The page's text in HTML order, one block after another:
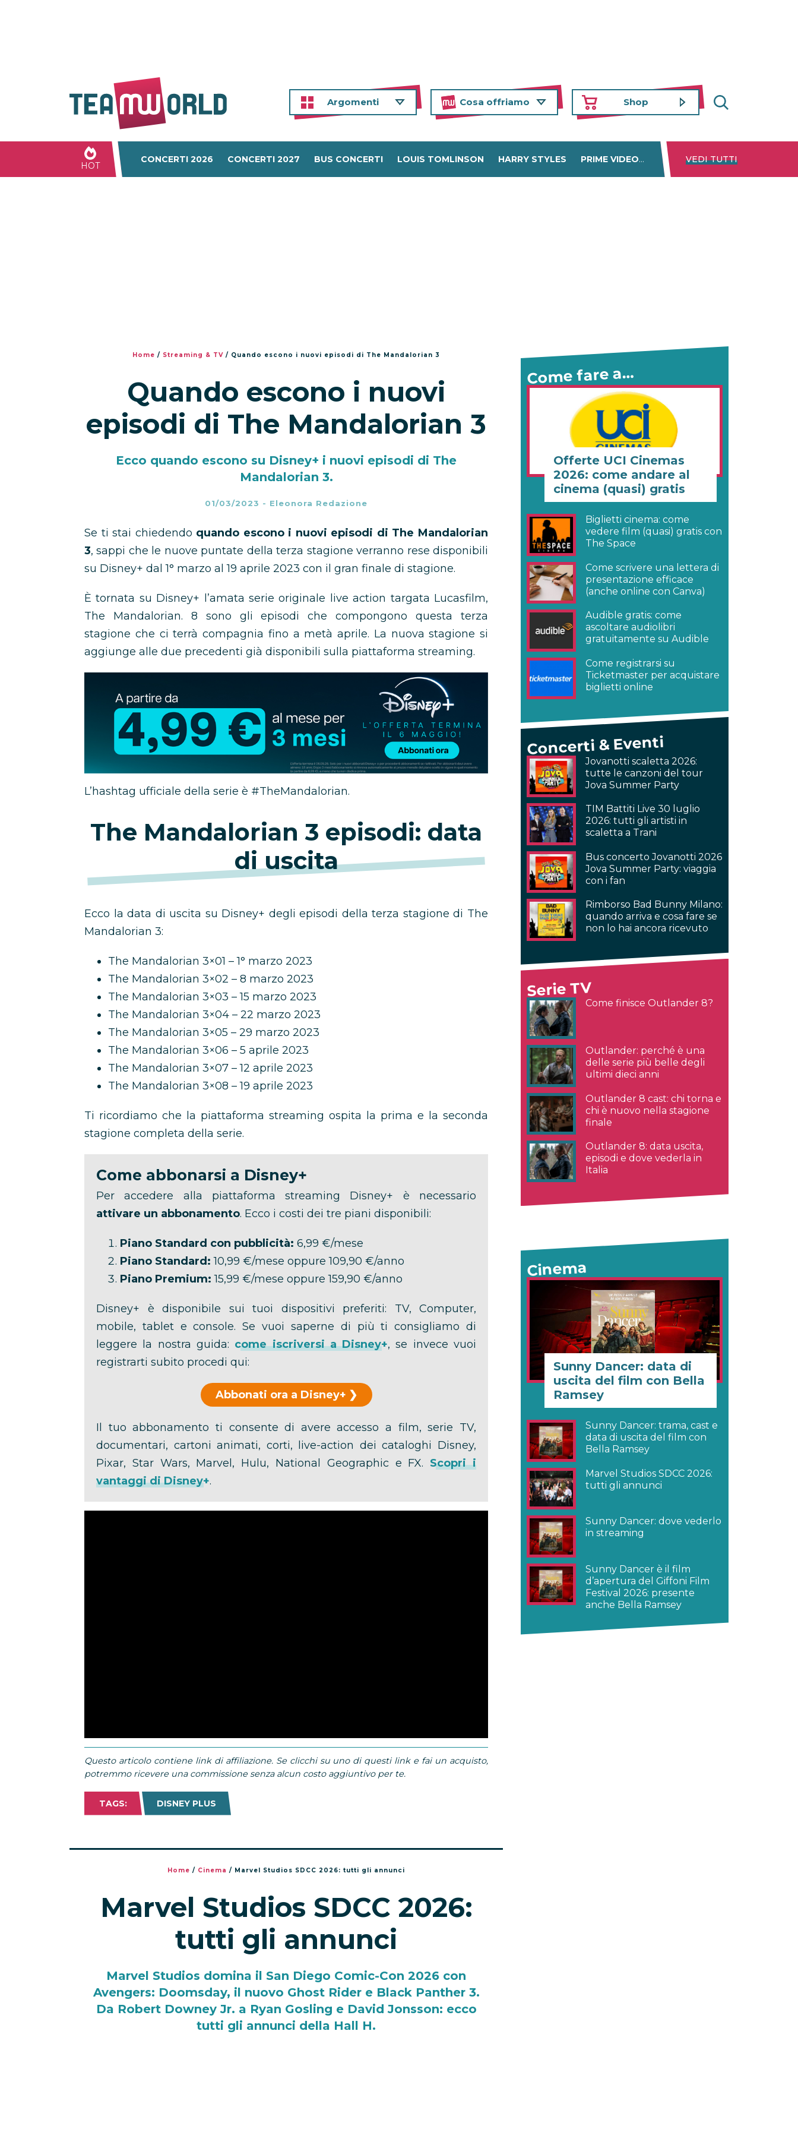
Argomenti Cosa offriamo Shop
HOT
CONCERTI 2026 CONCERTI 2027 BUS CONCERTI LOUIS TOMLINSON HARRY STYLES PRIME VIDEO DISNEY+ NETFLIX
VEDI TUTTI
Home / Streaming & TV / Quando escono i nuovi episodi di The Mandalorian 3
Quando escono i nuovi
episodi di The Mandalorian 3
Ecco quando escono su Disney+ i nuovi episodi di The
Mandalorian 3.
01/03/2023 - Eleonora Redazione
Se ti stai chiedendo quando escono i nuovi episodi di The Mandalorian
3, sappi che le nuove puntate della terza stagione verranno rese disponibili
su Disney+ dal 1° marzo al 19 aprile 2023 con il gran finale di stagione.
È tornata su Disney+ l’amata serie originale live action targata Lucasfilm,
The Mandalorian. 8 sono gli episodi che compongono questa terza
stagione che ci terrà compagnia fino a metà aprile. La nuova stagione si
aggiunge alle due precedenti già disponibili sulla piattaforma streaming.
Disney+
promozione
L’hashtag ufficiale della serie è #TheMandalorian.
The Mandalorian 3 episodi: data
di uscita
Ecco la data di uscita su Disney+ degli episodi della terza stagione di The
Mandalorian 3:
The Mandalorian 3×01 – 1° marzo 2023
The Mandalorian 3×02 – 8 marzo 2023
The Mandalorian 3×03 – 15 marzo 2023
The Mandalorian 3×04 – 22 marzo 2023
The Mandalorian 3×05 – 29 marzo 2023
The Mandalorian 3×06 – 5 aprile 2023
The Mandalorian 3×07 – 12 aprile 2023
The Mandalorian 3×08 – 19 aprile 2023
Ti ricordiamo che la piattaforma streaming ospita la prima e la seconda
stagione completa della serie.
Come abbonarsi a Disney+
Per accedere alla piattaforma streaming Disney+ è necessario
attivare un abbonamento. Ecco i costi dei tre piani disponibili:
Piano Standard con pubblicità: 6,99 €/mese
Piano Standard: 10,99 €/mese oppure 109,90 €/anno
Piano Premium: 15,99 €/mese oppure 159,90 €/anno
Disney+ è disponibile sui tuoi dispositivi preferiti: TV, Computer,
mobile, tablet e console. Se vuoi saperne di più ti consigliamo di
leggere la nostra guida: come iscriversi a Disney+, se invece vuoi
registrarti subito procedi qui:
Abbonati ora a Disney+
Il tuo abbonamento ti consente di avere accesso a film, serie TV,
documentari, cartoni animati, corti, live-action dei cataloghi Disney,
Pixar, Star Wars, Marvel, Hulu, National Geographic e FX. Scopri i
vantaggi di Disney+.
Questo articolo contiene link di affiliazione. Se clicchi su uno di questi link e fai un acquisto,
potremmo ricevere una commissione senza alcun costo aggiuntivo per te.
TAGS: DISNEY PLUS
Home / Cinema / Marvel Studios SDCC 2026: tutti gli annunci
Marvel Studios SDCC 2026:
tutti gli annunci
Marvel Studios domina il San Diego Comic-Con 2026 con
Avengers: Doomsday, il nuovo Ghost Rider e Black Panther 3.
Da Robert Downey Jr. a Ryan Gosling e David Jonsson: ecco
tutti gli annunci della Hall H.
Come fare a…
Offerte UCI Cinemas
2026: come andare al
cinema (quasi) gratis
Biglietti cinema: come
vedere film (quasi) gratis con
The Space
Come scrivere una lettera di
presentazione efficace
(anche online con Canva)
Audible gratis: come
ascoltare audiolibri
gratuitamente su Audible
Come registrarsi su
Ticketmaster per acquistare
biglietti online
Concerti & Eventi
Jovanotti scaletta 2026:
tutte le canzoni del tour
Jova Summer Party
TIM Battiti Live 30 luglio
2026: tutti gli artisti in
scaletta a Trani
Bus concerto Jovanotti 2026
Jova Summer Party: viaggia
con i fan
Rimborso Bad Bunny Milano:
quando arriva e cosa fare se
non lo hai ancora ricevuto
Serie TV
Come finisce Outlander 8?
Outlander: perché è una
delle serie più belle degli
ultimi dieci anni
Outlander 8 cast: chi torna e
chi è nuovo nella stagione
finale
Outlander 8: data uscita,
episodi e dove vederla in
Italia
Cinema
Sunny Dancer: data di
uscita del film con Bella
Ramsey
Sunny Dancer: trama, cast e
data di uscita del film con
Bella Ramsey
Marvel Studios SDCC 2026:
tutti gli annunci
Sunny Dancer: dove vederlo
in streaming
Sunny Dancer è il film
d’apertura del Giffoni Film
Festival 2026: presente
anche Bella Ramsey